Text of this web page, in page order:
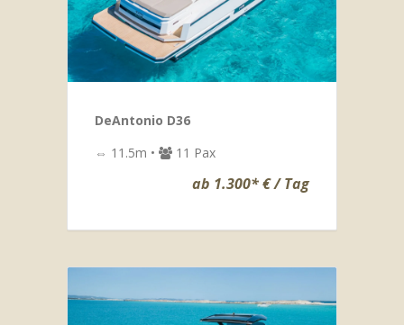
DeAntonio D36
⇔ 11.5m •
11 Pax
ab 1.300* € / Tag